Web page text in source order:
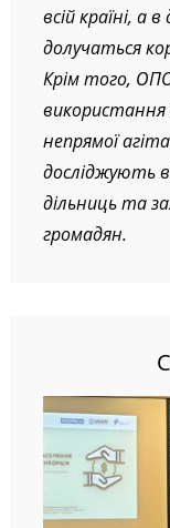
всій країні, а
долучаться
Крім того,
використання
непрямої
досліджують
дільниць та
громадян.